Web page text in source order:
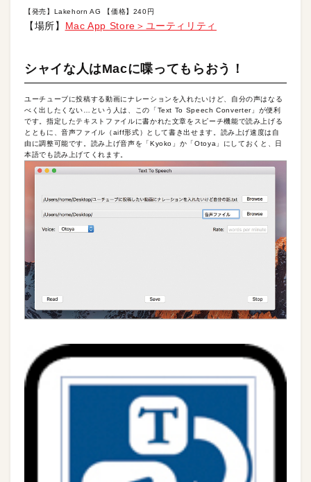
【発売】Lakehorn AG 【価格】240円
【場所】 Mac App Store＞ユーティリティ
シャイな人はMacに喋ってもらおう！
ユーチューブに投稿する動画にナレーションを入れたいけど、自分の声はなる
べく出したくない…という人は、この「Text To Speech Converter」が便利
です。指定したテキストファイルに書かれた文章をスピーチ機能で読み上げる
とともに、音声ファイル（aiff形式）として書き出せます。読み上げ速度は自
由に調整可能です。読み上げ音声を「Kyoko」か「Otoya」にしておくと、日
本語でも読み上げてくれます。